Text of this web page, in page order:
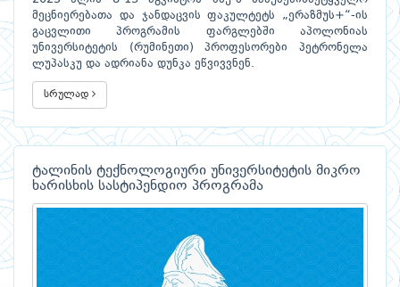
მეცნიერებათა და ჯანდაცვის ფაკულტეტს „ერაზმუს+“-ის
გაცვლითი პროგრამის ფარგლებში აპოლონიას
უნივერსიტეტის (რუმინეთი) პროფესორები პეტრონელა
ლუპასკუ და ადრიანა დუნკა ეწვივვნენ.
სრულად
ტალინის ტექნოლოგიური უნივერსიტეტის მიკრო
ხარისხის სასტიპენდიო პროგრამა